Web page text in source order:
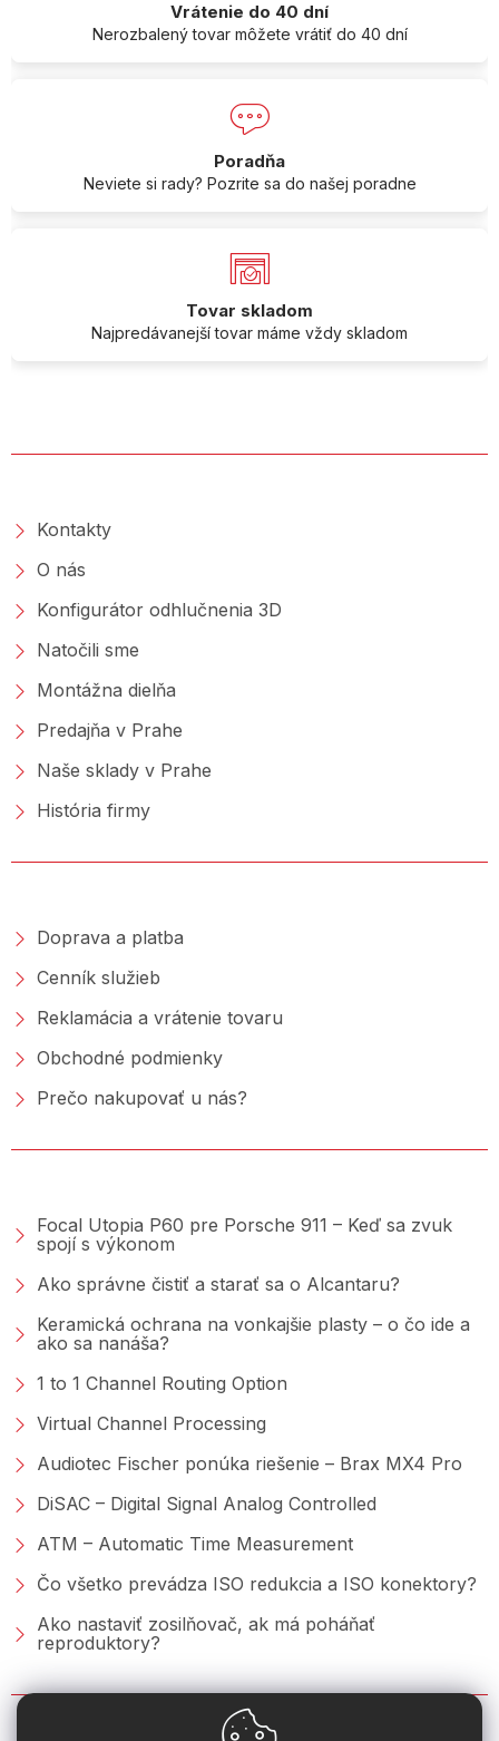
Vrátenie do 40 dní
Nerozbalený tovar môžete vrátiť do 40 dní
Poradňa
Neviete si rady? Pozrite sa do našej poradne
Tovar skladom
Najpredávanejší tovar máme vždy skladom
Kontakty
O nás
Konfigurátor odhlučnenia 3D
Natočili sme
Montážna dielňa
Predajňa v Prahe
Naše sklady v Prahe
História firmy
Doprava a platba
Cenník služieb
Reklamácia a vrátenie tovaru
Obchodné podmienky
Prečo nakupovať u nás?
Focal Utopia P60 pre Porsche 911 – Keď sa zvuk
spojí s výkonom
Ako správne čistiť a starať sa o Alcantaru?
Keramická ochrana na vonkajšie plasty – o čo ide a
ako sa nanáša?
1 to 1 Channel Routing Option
Virtual Channel Processing
Audiotec Fischer ponúka riešenie – Brax MX4 Pro
DiSAC – Digital Signal Analog Controlled
ATM – Automatic Time Measurement
Čo všetko prevádza ISO redukcia a ISO konektory?
Ako nastaviť zosilňovač, ak má poháňať
reproduktory?
KONTAKT